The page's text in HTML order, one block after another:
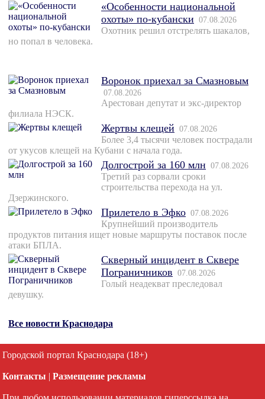
«Особенности национальной
охоты» по-кубански 07.08.2026
Охотник решил отстрелять шакалов,
но попал в человека.
Воронок приехал за Смазновым
07.08.2026
Арестован депутат и экс-директор
филиала НЭСК.
Жертвы клещей 07.08.2026
Более 3,4 тысячи человек пострадали
от укусов клещей на Кубани с начала года.
Долгострой за 160 млн 07.08.2026
Третий раз сорвали сроки
строительства перехода на ул.
Дзержинского.
Прилетело в Эфко 07.08.2026
Крупнейший производитель
продуктов питания ищет новые маршруты поставок после
атаки БПЛА.
Скверный инцидент в Сквере
Пограничников 07.08.2026
Голый неадекват преследовал
девушку.
Все новости Краснодара
Городской портал Краснодара (18+)
Контакты | Размещение рекламы